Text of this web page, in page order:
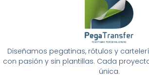
Diseñamos pegatinas, rótulos y
con pasión y sin plantillas. Cada
única.